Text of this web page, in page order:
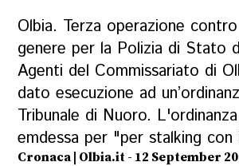
Olbia. Terza operazione
genere per la Polizia di Stato
Agenti del Commissariato di
dato esecuzione ad
Tribunale di Nuoro.
emdessa per "per stalking con
Cronaca | Olbia.it - 12 September